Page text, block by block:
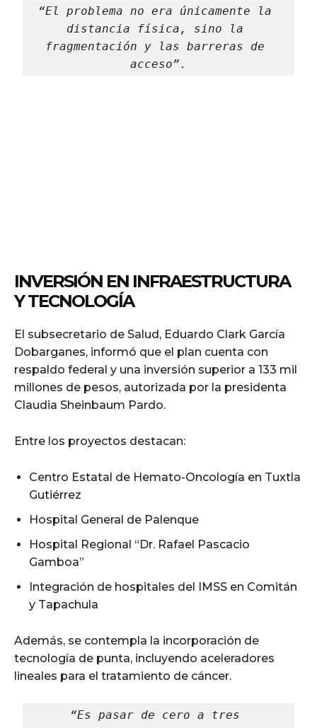
“El problema no era únicamente la
distancia física, sino la
fragmentación y las barreras de
acceso”.
INVERSIÓN EN INFRAESTRUCTURA
Y TECNOLOGÍA
El subsecretario de Salud, Eduardo Clark García
Dobarganes, informó que el plan cuenta con
respaldo federal y una inversión superior a 133 mil
millones de pesos, autorizada por la presidenta
Claudia Sheinbaum Pardo.
Entre los proyectos destacan:
Centro Estatal de Hemato-Oncología en Tuxtla
Gutiérrez
Hospital General de Palenque
Hospital Regional “Dr. Rafael Pascacio
Gamboa”
Integración de hospitales del IMSS en Comitán
y Tapachula
Además, se contempla la incorporación de
tecnología de punta, incluyendo aceleradores
lineales para el tratamiento de cáncer.
“Es pasar de cero a tres